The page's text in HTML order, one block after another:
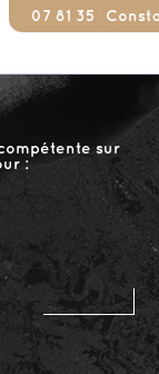
Constat
07 81 35 17 79
compétente sur
: